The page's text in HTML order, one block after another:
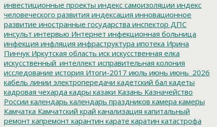
инвестиционные проекты индекс самоизоляции индекс
человеческого развития индексация инновационное
развитие иностранные государства инспектор ДПС
инсульт интервью Интернет инфекционная больница
инфекция инфляция инфраструктура ипотека Ирина
Пинчук Иркутская область иск искусственная елка
искусственный_интеллект исправительная колония
исследование история Итоги-2017 июль июнь июнь_2026
кабель линии электропередачи кадетский бал кадеты
кадровая чехарда кадры казаки Казань Казначейство
России календарь календарь праздников камера камеры
Камчатка Камчатский край канализация капитальный
ремонт капремонт карантин карате каратин катастрофа